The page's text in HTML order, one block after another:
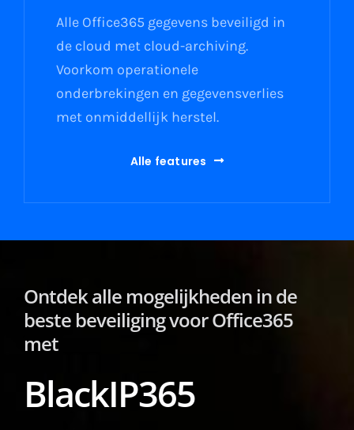
Alle Office365 gegevens beveiligd in
de cloud met cloud-archiving.
Voorkom operationele
onderbrekingen en gegevensverlies
met onmiddellijk herstel.
Alle features
Ontdek alle mogelijkheden in de
beste beveiliging voor Office365
met
BlackIP365